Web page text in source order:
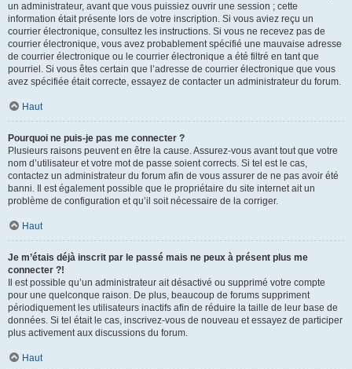
un administrateur, avant que vous puissiez ouvrir une session ; cette
information était présente lors de votre inscription. Si vous aviez reçu un
courrier électronique, consultez les instructions. Si vous ne recevez pas de
courrier électronique, vous avez probablement spécifié une mauvaise adresse
de courrier électronique ou le courrier électronique a été filtré en tant que
pourriel. Si vous êtes certain que l’adresse de courrier électronique que vous
avez spécifiée était correcte, essayez de contacter un administrateur du forum.
Haut
Pourquoi ne puis-je pas me connecter ?
Plusieurs raisons peuvent en être la cause. Assurez-vous avant tout que votre
nom d’utilisateur et votre mot de passe soient corrects. Si tel est le cas,
contactez un administrateur du forum afin de vous assurer de ne pas avoir été
banni. Il est également possible que le propriétaire du site internet ait un
problème de configuration et qu’il soit nécessaire de la corriger.
Haut
Je m’étais déjà inscrit par le passé mais ne peux à présent plus me
connecter ?!
Il est possible qu’un administrateur ait désactivé ou supprimé votre compte
pour une quelconque raison. De plus, beaucoup de forums suppriment
périodiquement les utilisateurs inactifs afin de réduire la taille de leur base de
données. Si tel était le cas, inscrivez-vous de nouveau et essayez de participer
plus activement aux discussions du forum.
Haut